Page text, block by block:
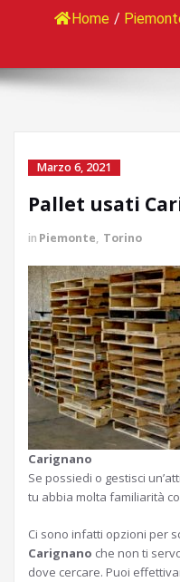
Home /
Marzo 6, 2021
Pallet usati
in Piemonte, Torino
Carignano
Se possiedi o gestisci
tu abbia molta familiarità
Ci sono infatti opzioni per
Carignano che non ti
dove cercare. Puoi